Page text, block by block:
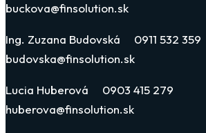
buckova@finsolution.sk
Ing. Zuzana Budovská 0911 532 359
budovska@finsolution.sk
Lucia Huberová 0903 415 279
huberova@finsolution.sk